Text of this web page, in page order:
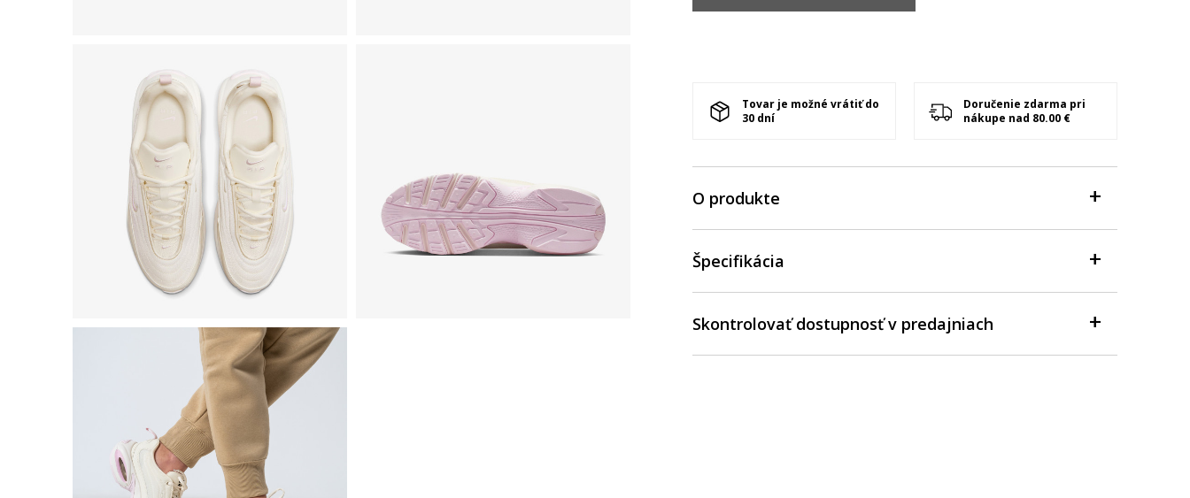
Tovar je možné vrátiť do
30 dní
Doručenie zdarma pri
nákupe nad 80.00 €
O produkte
Špecifikácia
Skontrolovať dostupnosť v predajniach